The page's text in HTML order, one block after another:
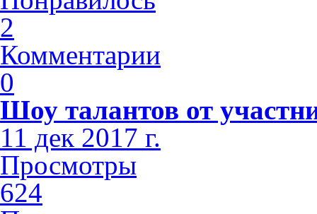
2
Комментарии
0
Шоу талантов от
11 дек 2017 г.
Просмотры
624